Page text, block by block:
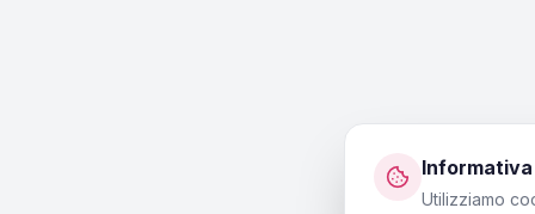
Utilizziamo